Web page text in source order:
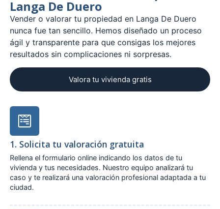
Langa De Duero
Vender o valorar tu propiedad en Langa De Duero
nunca fue tan sencillo. Hemos diseñado un proceso
ágil y transparente para que consigas los mejores
resultados sin complicaciones ni sorpresas.
Valora tu vivienda gratis
1. Solicita tu valoración gratuita
Rellena el formulario online indicando los datos de tu
vivienda y tus necesidades. Nuestro equipo analizará tu
caso y te realizará una valoración profesional adaptada a tu
ciudad.